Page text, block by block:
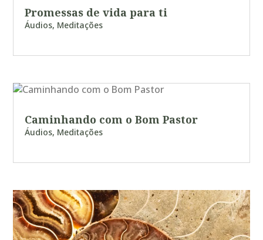
Promessas de vida para ti
Áudios, Meditações
Caminhando com o Bom Pastor
Áudios, Meditações